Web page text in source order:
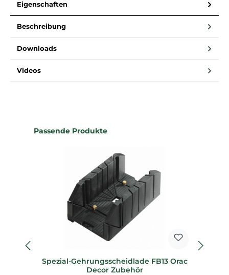
Eigenschaften
Beschreibung
Downloads
Videos
Produktgalerie überspringen
Passende Produkte
Spezial-Gehrungsscheidlade FB13 Orac
Decor Zubehör